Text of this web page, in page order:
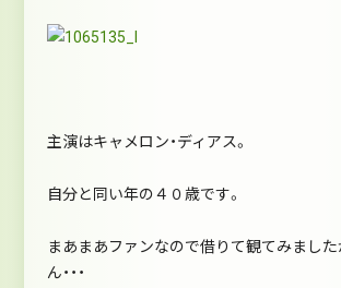
主演はキャメロン・ディアス。
自分と同い年の４０歳です。
まあまあファンなので借りて観てみました
ん・・・